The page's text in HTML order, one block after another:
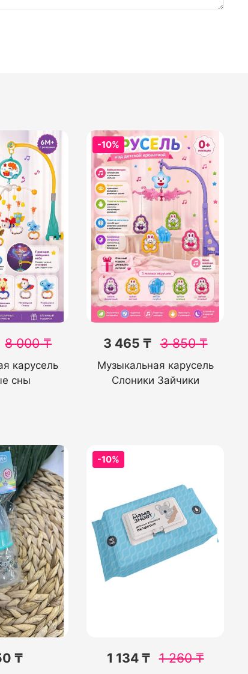
8 000₸
карусель
сны
-10%
3 465 ₸ 3 850₸
Музыкальная карусель
Слоники Зайчики
₸
-10%
1 134 ₸ 1 260₸